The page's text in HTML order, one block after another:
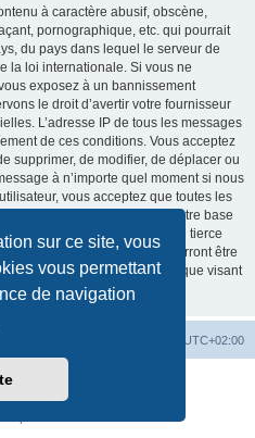
sur ce site, vous
vous permettant
de navigation
à caractère abusif, obscène,
pornographique, etc. qui pourrait
du pays dans lequel le serveur de
la loi internationale. Si vous ne
exposez à un bannissement
le droit d’avertir votre fournisseur
L’adresse IP de tous les messages
de ces conditions. Vous acceptez
supprimer, de modifier, de déplacer ou
à n’importe quel moment si nous
vous acceptez que toutes les
soient enregistrées dans notre base
ne seront pas diffusées à une tierce
Vintage », ni phpBB, ne pourront être
tentative de piratage informatique visant
UTC+02:00
Software © phpBB Limited
©